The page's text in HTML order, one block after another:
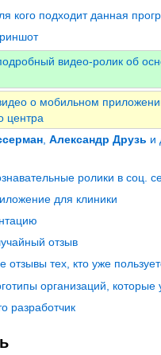
кого подходит данная
видео-ролик об
о мобильном
центра
, Александр Друзь и
ролики в соц.
для клиники
отзыв
отзывы тех, кто уже
организаций, которые
разработчик